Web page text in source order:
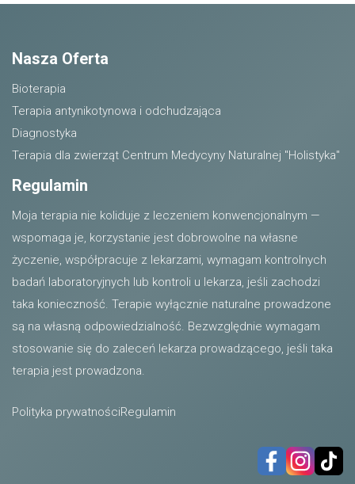
Nasza Oferta
Bioterapia
Terapia antynikotynowa i odchudzająca
Diagnostyka
Terapia dla zwierząt Centrum Medycyny Naturalnej "Holistyka"
Regulamin
Moja terapia nie koliduje z leczeniem konwencjonalnym —
wspomaga je, korzystanie jest dobrowolne na własne
życzenie, współpracuje z lekarzami, wymagam kontrolnych
badań laboratoryjnych lub kontroli u lekarza, jeśli zachodzi
taka konieczność. Terapie wyłącznie naturalne prowadzone
są na własną odpowiedzialność. Bezwzględnie wymagam
stosowanie się do zaleceń lekarza prowadzącego, jeśli taka
terapia jest prowadzona.
Polityka prywatnościRegulamin